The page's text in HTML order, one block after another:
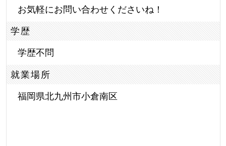
お気軽にお問い合わせくださいね！
学歴
学歴不問
就業場所
福岡県北九州市小倉南区